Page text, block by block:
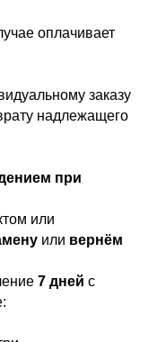
оплачивает
заказу
надлежащего
при
или
или вернём
7 дней с